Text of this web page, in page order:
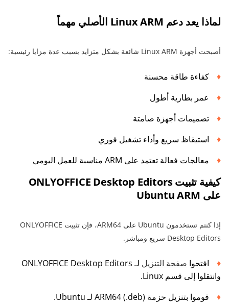
لماذا يعد دعم Linux ARM الأصلي مهماً
أصبحت أجهزة Linux ARM شائعة بشكل متزايد بسبب عدة مزايا رئيسية:
كفاءة طاقة محسنة
عمر بطارية أطول
تصميمات أجهزة صامتة
استيقاظ سريع وأداء تشغيل فوري
معالجات فعالة تعتمد على ARM مناسبة للعمل اليومي
كيفية تثبيت ONLYOFFICE Desktop Editors
على Ubuntu ARM
إذا كنتم تستخدمون Ubuntu على ARM64، فإن تثبيت ONLYOFFICE
Desktop Editors سريع ومباشر.
افتحوا صفحة التنزيل
لـ ONLYOFFICE Desktop Editors
وانتقلوا إلى قسم Linux.
قوموا بتنزيل حزمة ARM64 (.deb) لـ Ubuntu.